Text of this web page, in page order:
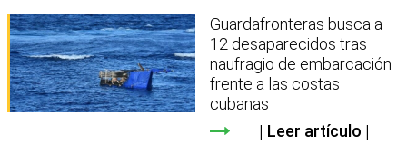
Guardafronteras busca a
12 desaparecidos tras
naufragio de embarcación
frente a las costas
cubanas
Leer artículo